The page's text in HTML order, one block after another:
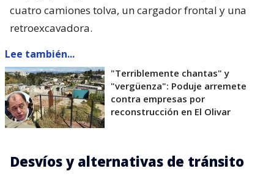
cuatro camiones tolva, un cargador frontal y una
retroexcavadora.
Lee también...
"Terriblemente chantas" y
"vergüenza": Poduje arremete
contra empresas por
reconstrucción en El Olivar
Desvíos y alternativas de tránsito